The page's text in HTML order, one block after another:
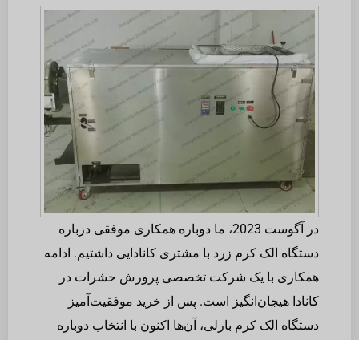
در آگوست 2023، ما دوباره همکاری موفقی درباره
دستگاه الک کرم زرد با مشتری کانادایی داشتیم. ادامه
همکاری با یک شرکت تخصصی پرورش حشرات در
کانادا هیجان‌انگیز است. پس از خرید موفقیت‌آمیز
دستگاه الک کرم بارلی، آن‌ها اکنون با انتخاب دوباره